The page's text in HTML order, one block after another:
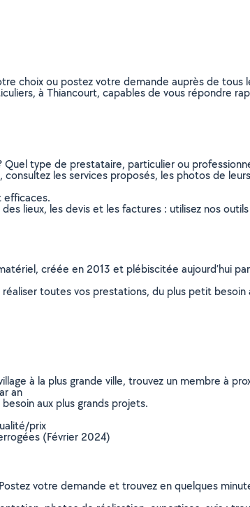
choix ou postez votre demande auprès de
à Thiancourt, capables de vous répondre
type de prestataire, particulier ou
les services proposés, les photos de
efficaces.
lieux, les devis et les factures : utilisez nos
créée en 2013 et plébiscitée aujourd’hui
toutes vos prestations, du plus petit besoin
à la plus grande ville, trouvez un membre à
an
aux plus grands projets.
prix
(Février 2024)
votre demande et trouvez en quelques